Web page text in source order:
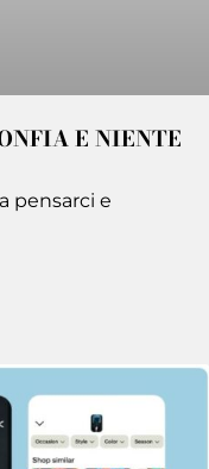
E NIENTE
pensarci e